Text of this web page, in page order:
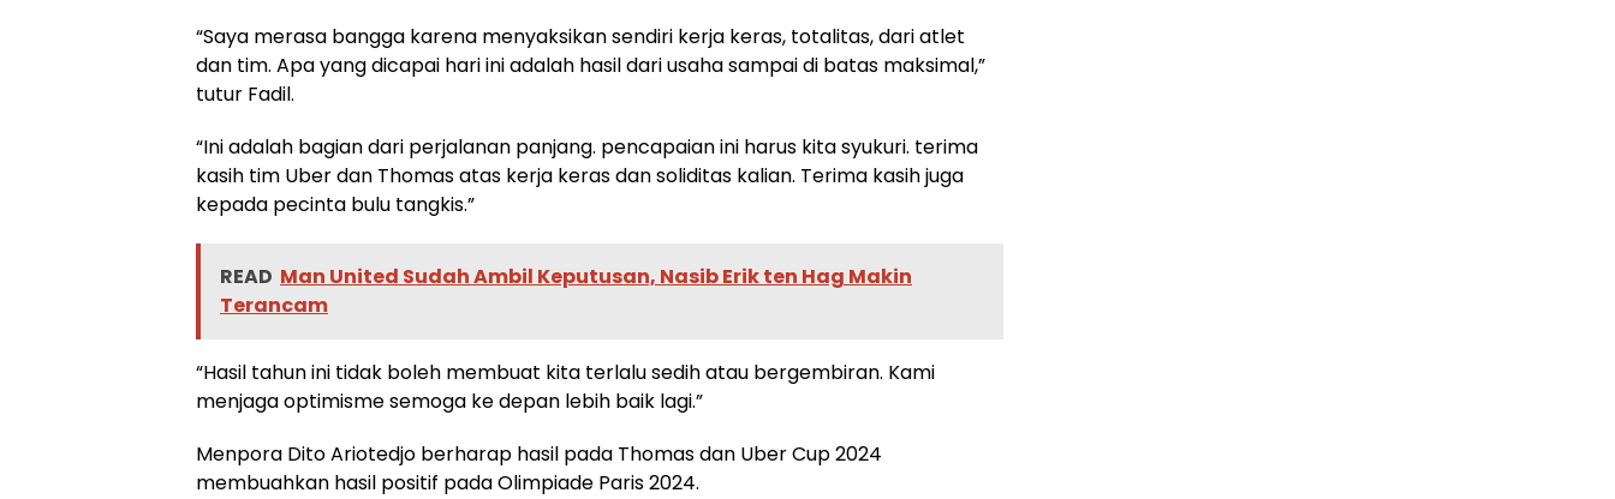
“Saya merasa bangga karena menyaksikan sendiri kerja keras, totalitas, dari atlet
dan tim. Apa yang dicapai hari ini adalah hasil dari usaha sampai di batas maksimal,”
tutur Fadil.
“Ini adalah bagian dari perjalanan panjang. pencapaian ini harus kita syukuri. terima
kasih tim Uber dan Thomas atas kerja keras dan soliditas kalian. Terima kasih juga
kepada pecinta bulu tangkis.”
READ Man United Sudah Ambil Keputusan, Nasib Erik ten Hag Makin
Terancam
“Hasil tahun ini tidak boleh membuat kita terlalu sedih atau bergembiran. Kami
menjaga optimisme semoga ke depan lebih baik lagi.”
Menpora Dito Ariotedjo berharap hasil pada Thomas dan Uber Cup 2024
membuahkan hasil positif pada Olimpiade Paris 2024.